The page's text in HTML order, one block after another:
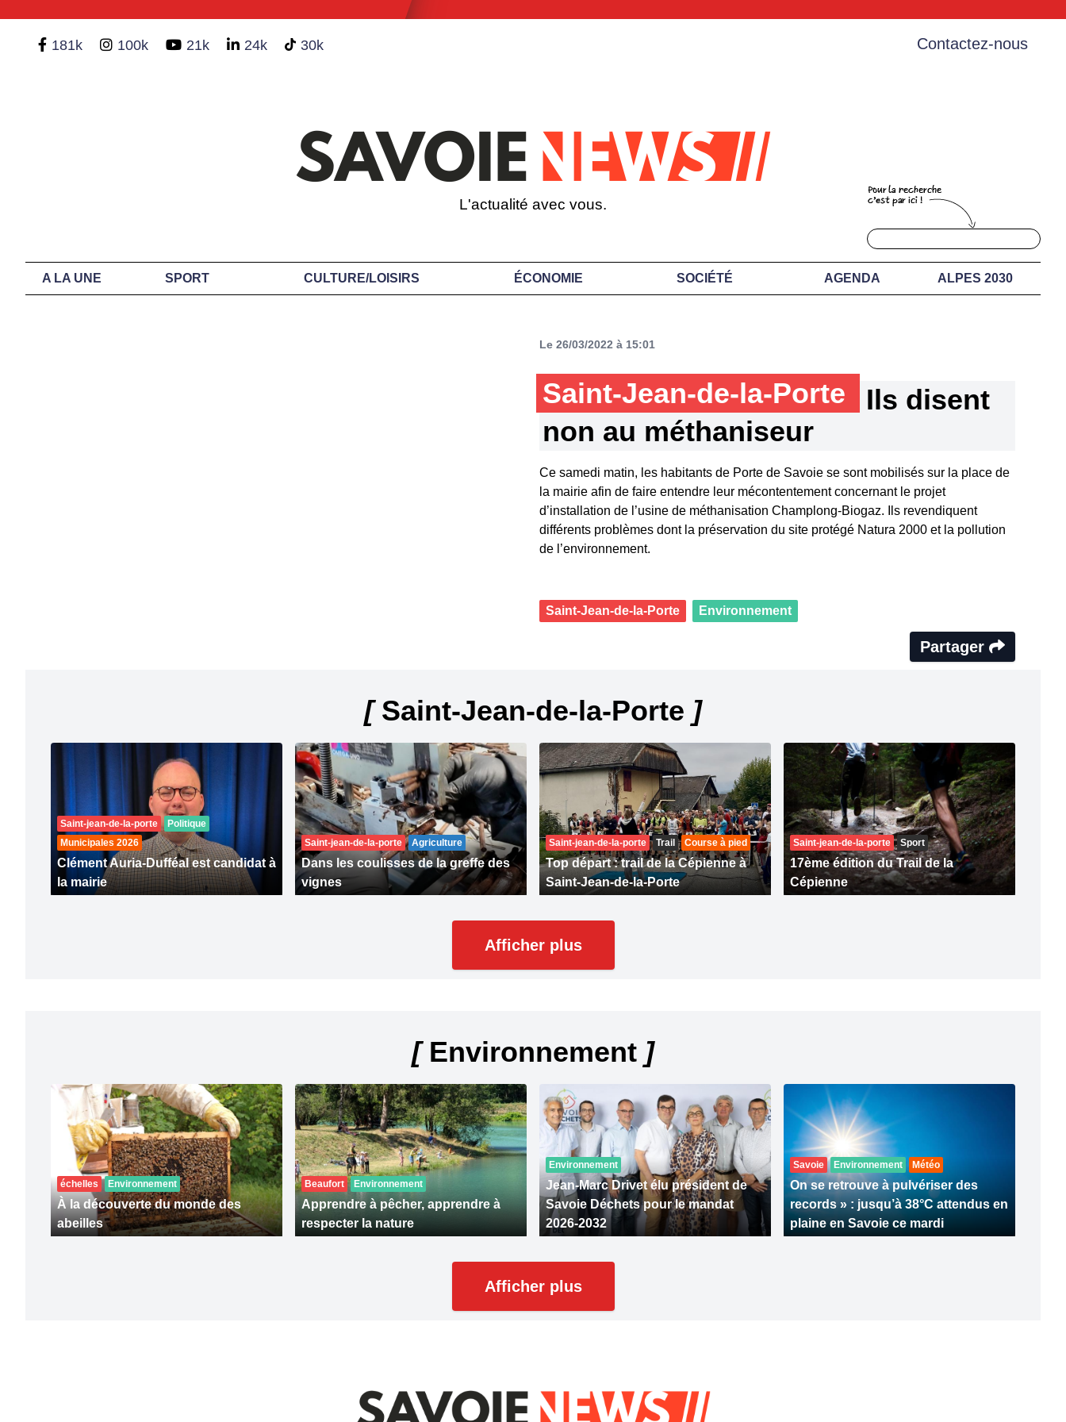
181k 100k 21k 24k 30k Contactez-nous
L'actualité avec vous.
A LA UNE SPORT CULTURE/LOISIRS ÉCONOMIE SOCIÉTÉ AGENDA ALPES 2030
Le 26/03/2022 à 15:01
Saint-Jean-de-la-Porte
Ils disent
non au méthaniseur
Ce samedi matin, les habitants de Porte de Savoie se sont mobilisés sur la place de
la mairie afin de faire entendre leur mécontentement concernant le projet
d’installation de l’usine de méthanisation Champlong-Biogaz. Ils revendiquent
différents problèmes dont la préservation du site protégé Natura 2000 et la pollution
de l’environnement.
Saint-Jean-de-la-Porte Environnement
Partager
[Saint-Jean-de-la-Porte ]
Saint-jean-de-la-porte
Politique
Municipales 2026
Clément Auria-Dufféal est candidat à
la mairie
Saint-jean-de-la-porte Agriculture
Dans les coulisses de la greffe des
vignes
Saint-jean-de-la-porte Trail Course à pied
Top départ : trail de la Cépienne à
Saint-Jean-de-la-Porte
Saint-jean-de-la-porte Sport
17ème édition du Trail de la
Cépienne
Afficher plus
[Environnement ]
échelles Environnement
À la découverte du monde des
abeilles
Beaufort Environnement
Apprendre à pêcher, apprendre à
respecter la nature
Environnement
Jean-Marc Drivet élu président de
Savoie Déchets pour le mandat
2026-2032
Savoie Environnement Météo
On se retrouve à pulvériser des
records » : jusqu’à 38°C attendus en
plaine en Savoie ce mardi
Afficher plus